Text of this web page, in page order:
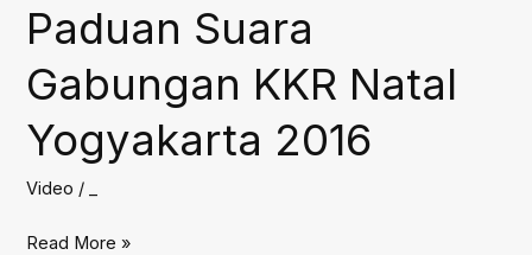
IV
2017
Paduan Suara
Gabungan KKR Natal
Yogyakarta 2016
Video /
Paduan
Read More »